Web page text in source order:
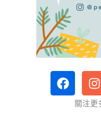
F
a
I
n
s
關注更